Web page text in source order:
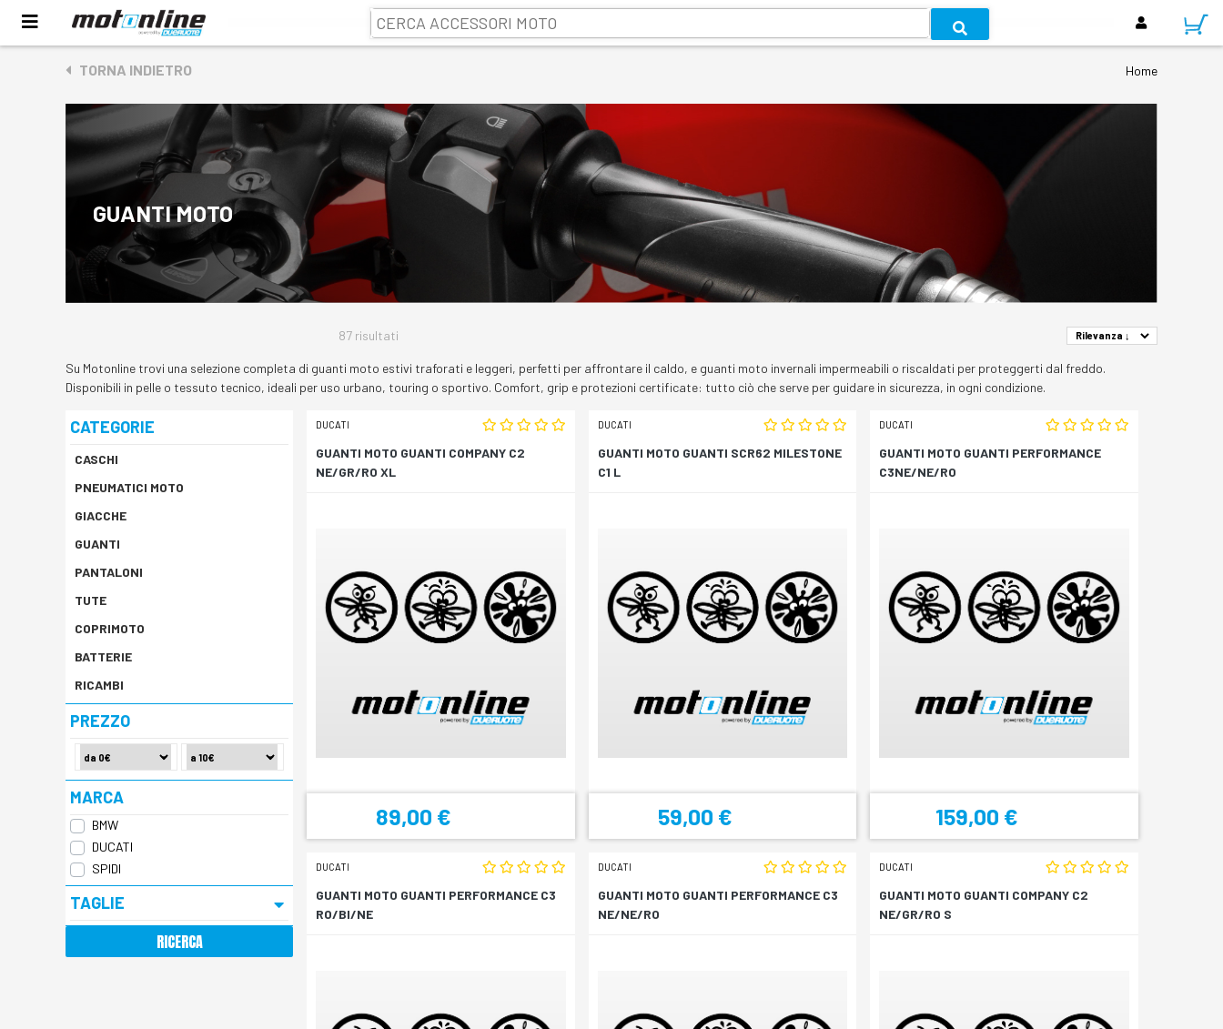
TORNA INDIETRO Home
GUANTI MOTO
87 risultati
Su Motonline trovi una selezione completa di guanti moto estivi traforati e leggeri, perfetti per affrontare il caldo, e guanti moto invernali impermeabili o riscaldati per proteggerti dal freddo.
Disponibili in pelle o tessuto tecnico, ideali per uso urbano, touring o sportivo. Comfort, grip e protezioni certificate: tutto ciò che serve per guidare in sicurezza, in ogni condizione.
CATEGORIE
CASCHI
PNEUMATICI MOTO
GIACCHE
GUANTI
PANTALONI
TUTE
COPRIMOTO
BATTERIE
RICAMBI
PREZZO
MARCA
BMW
DUCATI
SPIDI
TAGLIE
RICERCA
DUCATI
GUANTI MOTO GUANTI COMPANY C2
NE/GR/RO XL
89,00 €
DUCATI
GUANTI MOTO GUANTI SCR62 MILESTONE
C1 L
59,00 €
DUCATI
GUANTI MOTO GUANTI PERFORMANCE
C3NE/NE/RO
159,00 €
DUCATI
GUANTI MOTO GUANTI PERFORMANCE C3
RO/BI/NE
DUCATI
GUANTI MOTO GUANTI PERFORMANCE C3
NE/NE/RO
DUCATI
GUANTI MOTO GUANTI COMPANY C2
NE/GR/RO S